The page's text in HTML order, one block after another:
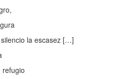
la escasez […]
refugio